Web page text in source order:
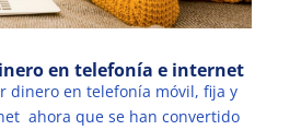
en telefonía e internet
dinero en telefonía móvil, fija y
ahora que se han convertido